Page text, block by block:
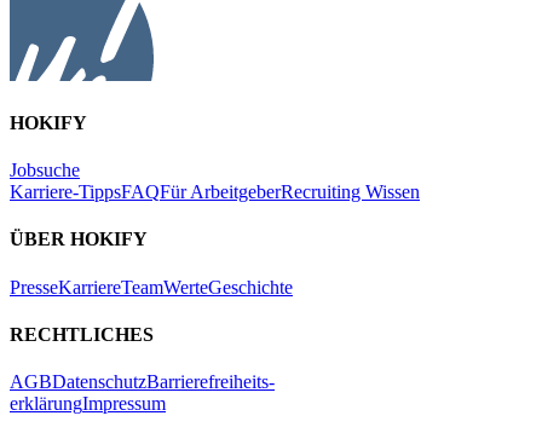
HOKIFY
Jobsuche
Karriere-TippsFAQFür ArbeitgeberRecruiting Wissen
ÜBER HOKIFY
PresseKarriereTeamWerteGeschichte
RECHTLICHES
AGBDatenschutzBarrierefreiheits-
erklärungImpressum